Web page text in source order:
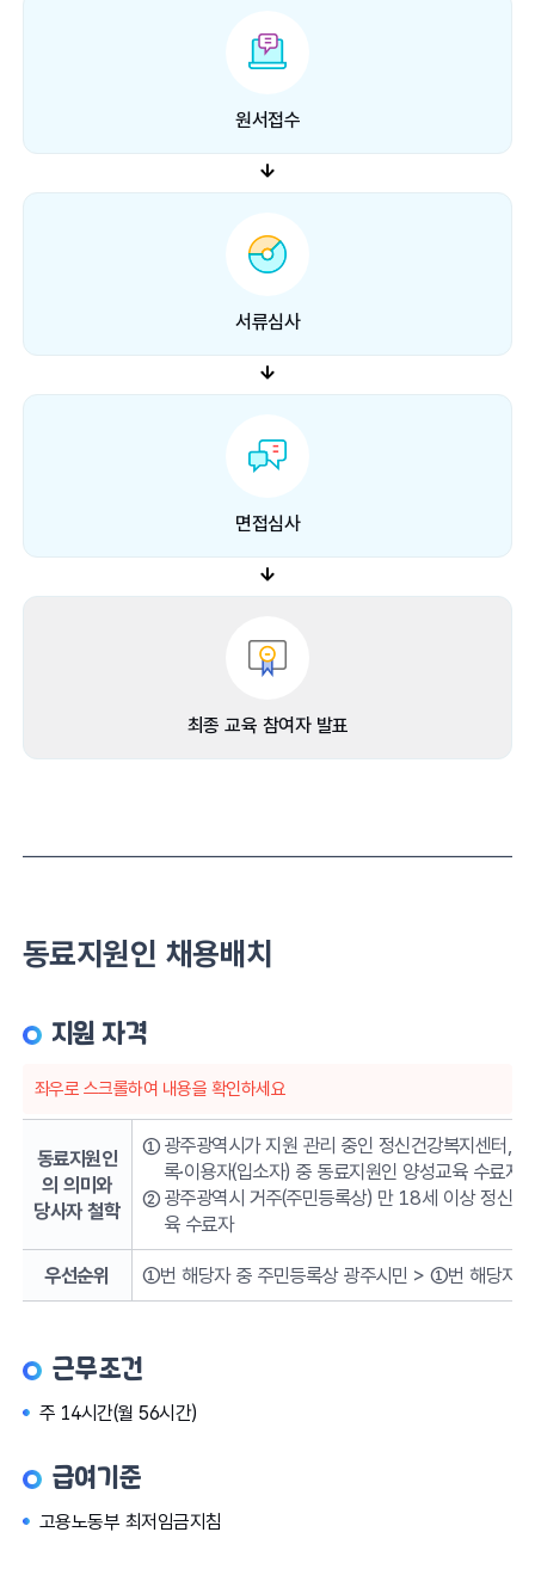
원서접수
서류심사
면접심사
최종 교육 참여자 발표
동료지원인 채용배치
지원 자격
좌우로 스크롤하여 내용을 확인하세요
동료지원인
의 의미와
당사자 철학
광주광역시가 지원 관리 중인 정신건강복지센터,
록·이용자(입소자) 중 동료지원인 양성교육 수료자
광주광역시 거주(주민등록상) 만 18세 이상 정신
육 수료자
우선순위 ①번 해당자 중 주민등록상 광주시민 > ①번 해당자
근무조건
주 14시간(월 56시간)
급여기준
고용노동부 최저임금지침